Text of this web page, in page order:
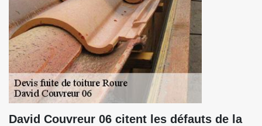
David Couvreur 06 citent les défauts de la